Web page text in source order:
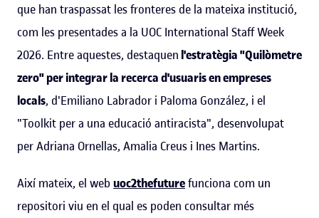
que han traspassat les fronteres de la mateixa institució,
com les presentades a la UOC International Staff Week
2026. Entre aquestes, destaquen l'estratègia "Quilòmetre
zero" per integrar la recerca d'usuaris en empreses
locals, d'Emiliano Labrador i Paloma González, i el
"Toolkit per a una educació antiracista", desenvolupat
per Adriana Ornellas, Amalia Creus i Ines Martins.
Així mateix, el web uoc2thefuturefunciona com un
repositori viu en el qual es poden consultar més